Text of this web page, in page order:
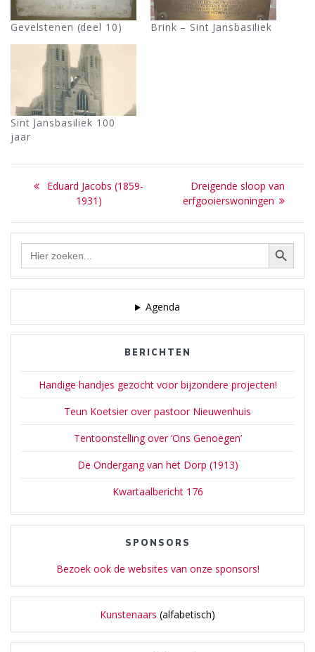
Gevelstenen (deel 10) Brink – Sint Jansbasiliek
Sint Jansbasiliek 100
jaar
Bericht
navigatie
Previous
Eduard Jacobs (1859-
1931)
Next
post:
Dreigende sloop van
erfgooierswoningen
Zoek Zoekknop
Agenda
BERICHTEN
Handige handjes gezocht voor bijzondere projecten!
Teun Koetsier over pastoor Nieuwenhuis
Tentoonstelling over ‘Ons Genoegen’
De Ondergang van het Dorp (1913)
Kwartaalbericht 176
SPONSORS
Bezoek ook de websites van onze sponsors!
Kunstenaars (alfabetisch)